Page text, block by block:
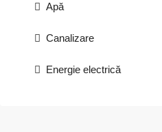
Apă
Canalizare
Energie electrică